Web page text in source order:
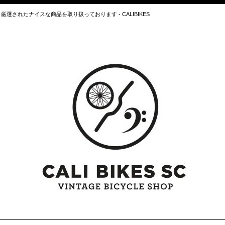
選されたナイスな商品を取り扱っております - CALIBIKES